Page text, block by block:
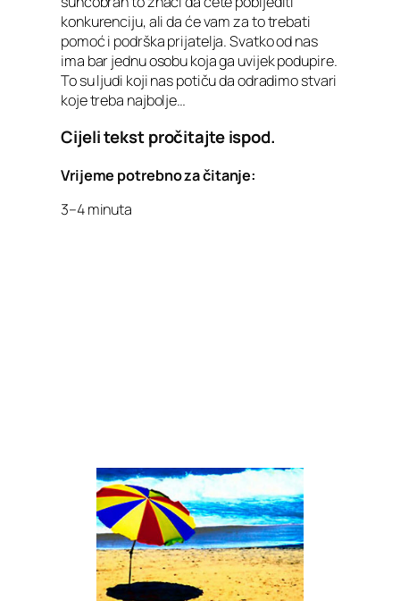
konkurenciju, ali da će vam za to trebati
pomoć i podrška prijatelja. Svatko od nas
ima bar jednu osobu koja ga uvijek podupire.
To su ljudi koji nas potiču da odradimo stvari
koje treba najbolje…
Cijeli tekst pročitajte ispod.
Vrijeme potrebno za čitanje:
3–4 minuta